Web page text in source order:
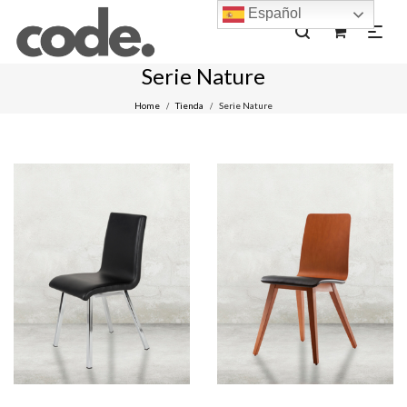
Serie Nature
Home / Tienda / Serie Nature
Español